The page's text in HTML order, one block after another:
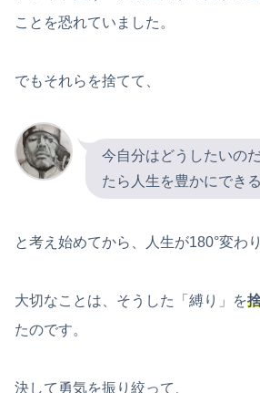
ことを恐れていました。
でもそれらを捨てて、
今自分はどうしたいの
たら人生を豊かにでき
と考え始めてから、人生が180°変わ
大切なことは、そうした「縛り」を
たのです。
決して勇気を振り絞って、